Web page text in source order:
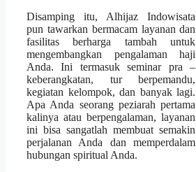
Disamping itu, Alhijaz Indowisata
pun tawarkan bermacam layanan dan
fasilitas berharga tambah untuk
mengembangkan pengalaman haji
Anda. Ini termasuk seminar pra –
keberangkatan, tur berpemandu,
kegiatan kelompok, dan banyak lagi.
Apa Anda seorang peziarah pertama
kalinya atau berpengalaman, layanan
ini bisa sangatlah membuat semakin
perjalanan Anda dan memperdalam
hubungan spiritual Anda.